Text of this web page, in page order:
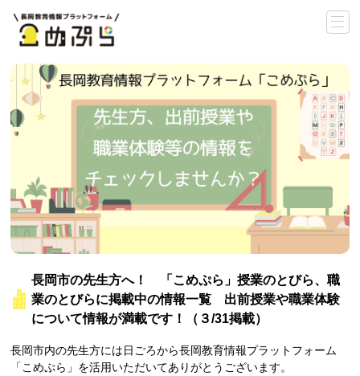
長岡市の先生方へ！ 「こめぷら」授業のとびら、職
業のとびらに掲載中の情報一覧 出前授業や職業体験
について情報が満載です！（３/31掲載）
長岡市内の先生方には日ごろから長岡教育情報プラットフォーム
「こめぷら」を活用いただいてありがとうございます。